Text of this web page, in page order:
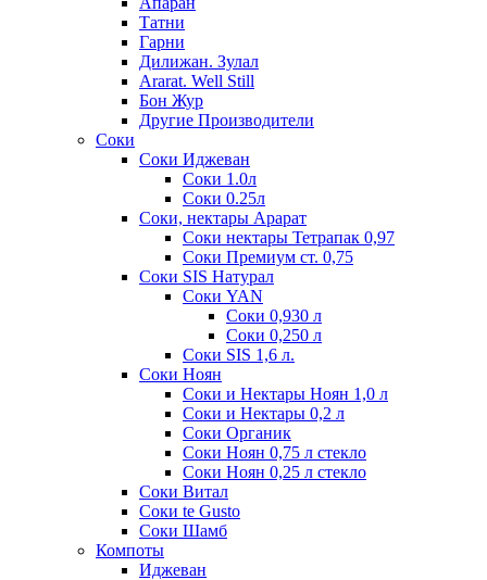
Татни
Гарни
Дилижан. Зулал
Ararat. Well Still
Бон Жур
Другие Производители
Соки
Соки Иджеван
Соки 1.0л
Соки 0.25л
Соки, нектары Арарат
Соки нектары Тетрапак 0,97
Соки Премиум ст. 0,75
Соки SIS Натурал
Соки YAN
Соки 0,930 л
Соки 0,250 л
Соки SIS 1,6 л.
Соки Ноян
Соки и Нектары Ноян 1,0 л
Соки и Нектары 0,2 л
Соки Органик
Соки Ноян 0,75 л стекло
Соки Ноян 0,25 л стекло
Соки Витал
Соки te Gusto
Соки Шамб
Компоты
Иджеван